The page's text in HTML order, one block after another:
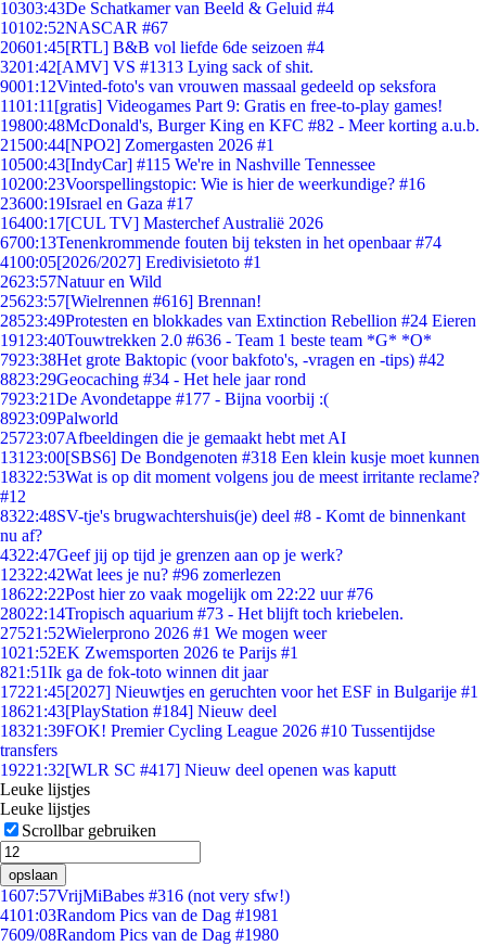
10303:43De Schatkamer van Beeld & Geluid #4
10102:52NASCAR #67
20601:45[RTL] B&B vol liefde 6de seizoen #4
3201:42[AMV] VS #1313 Lying sack of shit.
9001:12Vinted-foto's van vrouwen massaal gedeeld op seksfora
1101:11 [gratis] Videogames Part 9: Gratis en free-to-play games!
19800:48McDonald's, Burger King en KFC #82 - Meer korting a.u.b.
21500:44[NPO2] Zomergasten 2026 #1
10500:43[IndyCar] #115 We're in Nashville Tennessee
10200:23Voorspellingstopic: Wie is hier de weerkundige? #16
23600:19Israel en Gaza #17
16400:17[CUL TV] Masterchef Australië 2026
6700:13Tenenkrommende fouten bij teksten in het openbaar #74
4100:05[2026/2027] Eredivisietoto #1
2623:57Natuur en Wild
25623:57[Wielrennen #616] Brennan!
28523:49Protesten en blokkades van Extinction Rebellion #24 Eieren
191 23:40Touwtrekken 2.0 #636 - Team 1 beste team *G* *O*
7923:38Het grote Baktopic (voor bakfoto's, -vragen en -tips) #42
8823:29Geocaching #34 - Het hele jaar rond
7923:21De Avondetappe #177 - Bijna voorbij :(
8923:09Palworld
25723:07Afbeeldingen die je gemaakt hebt met AI
131 23:00[SBS6] De Bondgenoten #318 Een klein kusje moet kunnen
18322:53Wat is op dit moment volgens jou de meest irritante reclame?
#12
8322:48SV-tje's brugwachtershuis(je) deel #8 - Komt de binnenkant
nu af?
4322:47Geef jij op tijd je grenzen aan op je werk?
12322:42Wat lees je nu? #96 zomerlezen
18622:22Post hier zo vaak mogelijk om 22:22 uur #76
28022:14Tropisch aquarium #73 - Het blijft toch kriebelen.
27521:52Wielerprono 2026 #1 We mogen weer
1021:52EK Zwemsporten 2026 te Parijs #1
821:51Ik ga de fok-toto winnen dit jaar
17221:45[2027] Nieuwtjes en geruchten voor het ESF in Bulgarije #1
18621:43[PlayStation #184] Nieuw deel
18321:39FOK! Premier Cycling League 2026 #10 Tussentijdse
transfers
19221:32[WLR SC #417] Nieuw deel openen was kaputt
Leuke lijstjes
Leuke lijstjes
Scrollbar gebruiken
opslaan
1607:57VrijMiBabes #316 (not very sfw!)
4101:03Random Pics van de Dag #1981
7609/08Random Pics van de Dag #1980